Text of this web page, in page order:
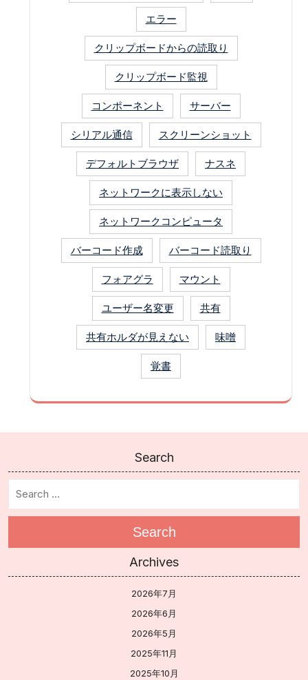
エラー
クリップボードからの読取り
クリップボード監視
コンポーネント サーバー
シリアル通信 スクリーンショット
デフォルトブラウザ ナスネ
ネットワークに表示しない
ネットワークコンピュータ
バーコード作成 バーコード読取り
フォアグラ マウント
ユーザー名変更 共有
共有ホルダが見えない 味噌
覚書
Search
Search
Archives
2026年7月
2026年6月
2026年5月
2025年11月
2025年10月